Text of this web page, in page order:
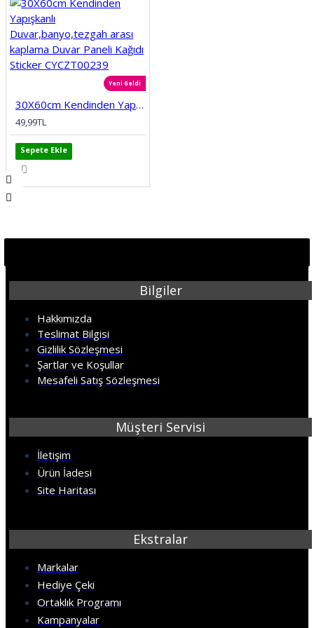
Yeni Geldi
30X60cm Kendinden Yapışkanlı Duvar,banyo,tezgah arası kaplama Duvar Paneli Kağıdı Sticker CYCZT00239
49,99TL
Sepete Ekle
Bilgiler
Hakkımızda
Teslimat Bilgisi
Gizlilik Sözleşmesi
Şartlar ve Koşullar
Mesafeli Satış Sözleşmesi
Müşteri Servisi
İletişim
Ürün İadesi
Site Haritası
Ekstralar
Markalar
Hediye Çeki
Ortaklık Programı
Kampanyalar